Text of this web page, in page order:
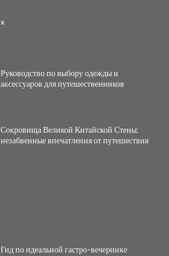
x
Руководство по выбору одежды и
аксессуаров для путешественников
Сокровища Великой Китайской Стены:
незабвенные впечатления от путешествия
Гид по идеальной гастро-вечеринке